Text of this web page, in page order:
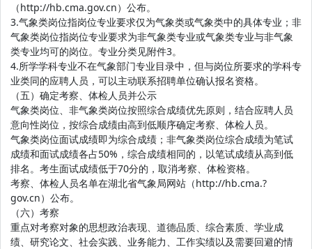
（http://hb.cma.gov.cn）公布。
3.气象类岗位指岗位专业要求仅为气象类或气象类中的具体专业；非
气象类岗位指岗位专业要求为非气象类专业或气象类专业与非气象
类专业均可的岗位。专业分类见附件3。
4.所学学科专业不在气象部门专业目录中，但与岗位所要求的学科专
业类同的应聘人员，可以主动联系招聘单位确认报名资格。
（五）确定考察、体检人员并公示
气象类岗位、非气象类岗位按照综合成绩优先原则，结合应聘人员
意向性岗位，按综合成绩由高到低顺序确定考察、体检人员。
气象类岗位面试成绩即为综合成绩；非气象类岗位综合成绩为笔试
成绩和面试成绩各占50%，综合成绩相同的，以笔试成绩从高到低
排名。考生面试成绩低于70分的，取消考察、体检资格。
考察、体检人员名单在湖北省气象局网站（http://hb.cma.?
gov.cn）公布。
（六）考察
重点对考察对象的思想政治表现、道德品质、综合素质、学业成
绩、研究论文、社会实践、业务能力、工作实绩以及需要回避的情